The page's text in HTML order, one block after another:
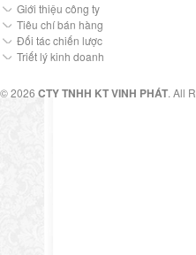
Giới thiệu công ty
Tiêu chí bán hàng
Đối tác chiến lược
Triết lý kinh doanh
© 2026 CTY TNHH KT VINH PHÁT. All